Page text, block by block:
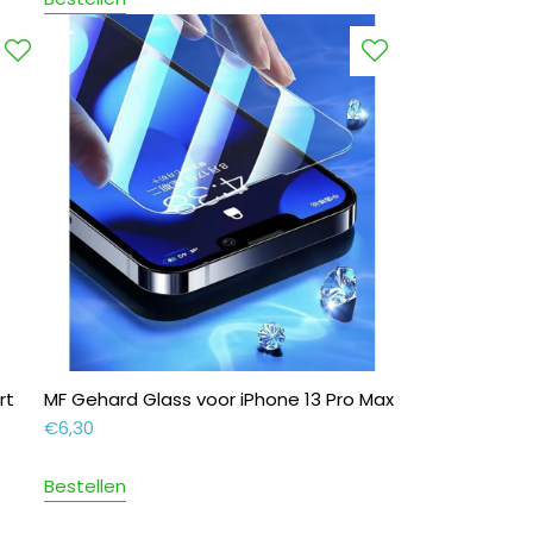
MF Gehard Glass voor iPhone 13 Pro Max
€6,30
Bestellen